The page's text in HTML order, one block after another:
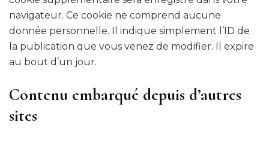
navigateur. Ce cookie ne comprend aucune
donnée personnelle. Il indique simplement l’ID de
la publication que vous venez de modifier. Il expire
au bout d’un jour.
Contenu embarqué depuis d’autres
sites